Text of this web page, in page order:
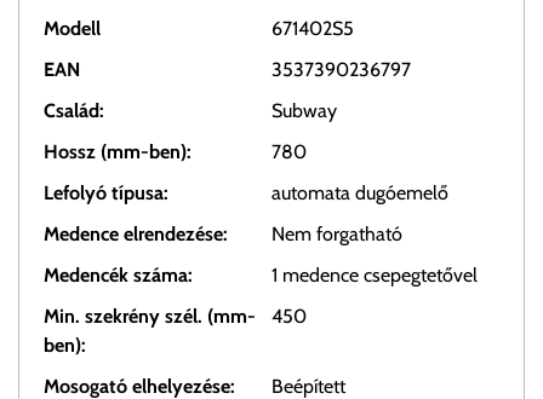
Modell
671402S5
EAN
3537390236797
Család:
Subway
Hossz (mm-ben):
780
Lefolyó típusa:
automata dugóemelő
Medence elrendezése:
Nem forgatható
Medencék száma:
1 medence csepegtetővel
Min. szekrény szél. (mm-
ben):
450
Mosogató elhelyezése:
Beépített